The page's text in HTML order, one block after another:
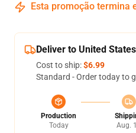
Esta promoção termina
Deliver to United States
Cost to ship:$6.99
Standard - Order today to
Production
Today
Aug.